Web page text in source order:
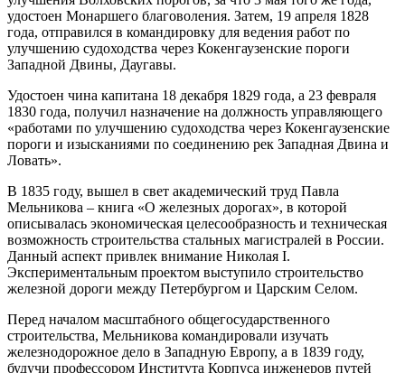
удостоен Монаршего благоволения. Затем, 19 апреля 1828
года, отправился в командировку для ведения работ по
улучшению судоходства через Кокенгаузенские пороги
Западной Двины, Даугавы.
Удостоен чина капитана 18 декабря 1829 года, а 23 февраля
1830 года, получил назначение на должность управляющего
«работами по улучшению судоходства через Кокенгаузенские
пороги и изысканиями по соединению рек Западная Двина и
Ловать».
В 1835 году, вышел в свет академический труд Павла
Мельникова – книга «О железных дорогах», в которой
описывалась экономическая целесообразность и техническая
возможность строительства стальных магистралей в России.
Данный аспект привлек внимание Николая I.
Экспериментальным проектом выступило строительство
железной дороги между Петербургом и Царским Селом.
Перед началом масштабного общегосударственного
строительства, Мельникова командировали изучать
железнодорожное дело в Западную Европу, а в 1839 году,
будучи профессором Института Корпуса инженеров путей